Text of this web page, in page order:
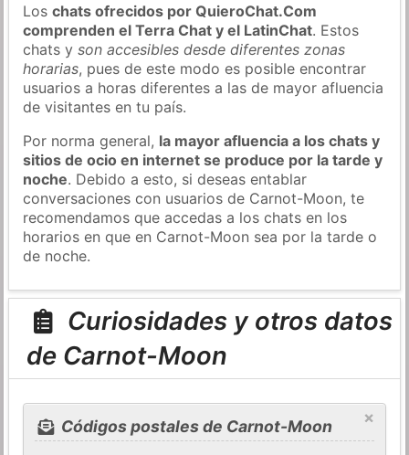
Loschats ofrecidos por QuieroChat.Com
comprenden el Terra Chat y el LatinChat. Estos
chats yson accesibles desde diferentes zonas
horarias, pues de este modo es posible encontrar
usuarios a horas diferentes a las de mayor afluencia
de visitantes en tu país.
Por norma general, la mayor afluencia a los chats y
sitios de ocio en internet se produce por la tarde y
noche. Debido a esto, si deseas entablar
conversaciones con usuarios de Carnot-Moon, te
recomendamos que accedas a los chats en los
horarios en que en Carnot-Moon sea por la tarde o
de noche.
Curiosidades y otros datos
de Carnot-Moon
×
Códigos postales de Carnot-Moon